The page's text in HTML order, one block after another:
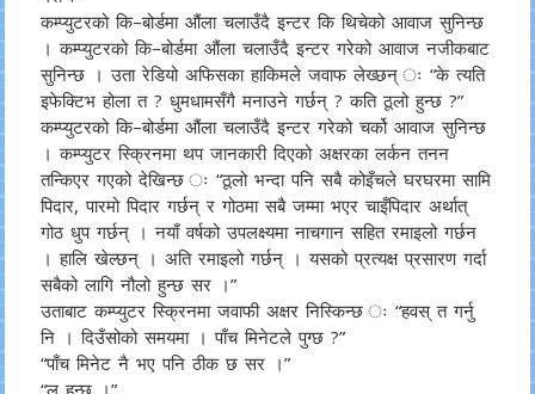
कम्प्युटरको कि–बोर्डमा औंला चलाउँदै इन्टर कि थिचेको आवाज सुनिन्छ
। कम्प्युटरको कि–बोर्डमा औंला चलाउँदै इन्टर गरेको आवाज नजीकबाट
सुनिन्छ । उता रेडियो अफिसका हाकिमले जवाफ लेख्छन् ः “के त्यति
इफेक्टिभ होला त ? धुमधामसँगै मनाउने गर्छन् ? कति ठूलो हुन्छ ?”
कम्प्युटरको कि–बोर्डमा औंला चलाउँदै इन्टर गरेको चर्को आवाज सुनिन्छ
। कम्प्युटर स्क्रिनमा थप जानकारी दिएको अक्षरका लर्कन तनन
तन्किएर गएको देखिन्छ ः “ठूलो भन्दा पनि सबै कोइँचले घरघरमा सामि
पिदार, पारमो पिदार गर्छन् र गोठमा सबै जम्मा भएर चाइँपिदार अर्थात्
गोठ धुप गर्छन् । नयाँ वर्षको उपलक्ष्यमा नाचगान सहित रमाइलो गर्छन
। हालि खेल्छन् । अति रमाइलो गर्छन् । यसको प्रत्यक्ष प्रसारण गर्दा
सबैको लागि नौलो हुन्छ सर ।”
उताबाट कम्प्युटर स्क्रिनमा जवाफी अक्षर निस्किन्छ ः “हवस् त गर्नु
नि । दिउँसोको समयमा । पाँच मिनेटले पुग्छ ?”
“पाँच मिनेट नै भए पनि ठीक छ सर ।”
“ल हुन्छ ।”